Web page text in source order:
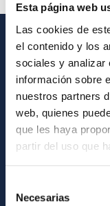
Esta página web
Las cookies de
el contenido y los
sociales y analizar
información sobre
nuestros partners
web, quienes
que les haya
partir del uso que
Necesarias
INFORMACIÓN GENERAL
Contacto
Cómo llegar al IAC
Directorio de
Biblioteca